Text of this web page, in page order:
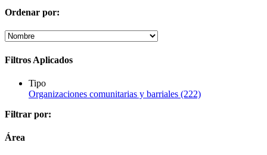
Ordenar por:
Filtros Aplicados
Tipo
Organizaciones comunitarias y barriales (222)
Filtrar por:
Área